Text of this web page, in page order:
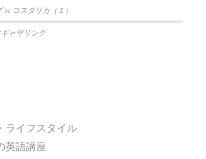
in コスタリカ（１）
ャザリング
ライフスタイル
英語講座